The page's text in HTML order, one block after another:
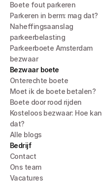
Boete fout parkeren
Parkeren in berm: mag dat?
Naheffingsaanslag
parkeerbelasting
Parkeerboete Amsterdam
bezwaar
Bezwaar boete
Onterechte boete
Moet ik de boete betalen?
Boete door rood rijden
Kosteloos bezwaar: Hoe kan
dat?
Alle blogs
Bedrijf
Contact
Ons team
Vacatures